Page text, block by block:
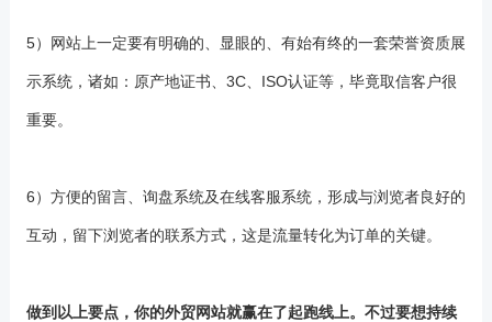
5）网站上一定要有明确的、显眼的、有始有终的一套荣誉资质展
示系统，诸如：原产地证书、3C、ISO认证等，毕竟取信客户很
重要。
6）方便的留言、询盘系统及在线客服系统，形成与浏览者良好的
互动，留下浏览者的联系方式，这是流量转化为订单的关键。
做到以上要点，你的外贸网站就赢在了起跑线上。不过要想持续